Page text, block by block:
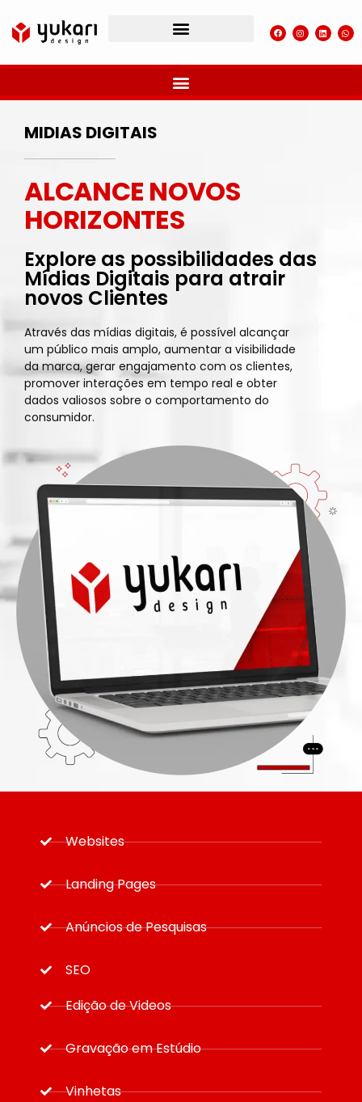
MIDIAS DIGITAIS
ALCANCE NOVOS
HORIZONTES
Explore as possibilidades das
Mídias Digitais para atrair
novos Clientes
Através das mídias digitais, é possível alcançar
um público mais amplo, aumentar a visibilidade
da marca, gerar engajamento com os clientes,
promover interações em tempo real e obter
dados valiosos sobre o comportamento do
consumidor.
Websites
Landing Pages
Anúncios de Pesquisas
SEO
Edição de Videos
Gravação em Estúdio
Vinhetas